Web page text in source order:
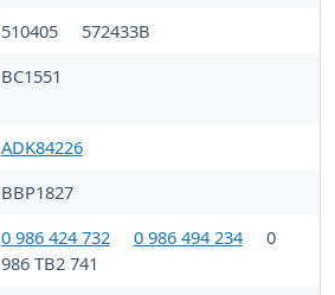
510405
572433B
BC1551
ADK84226
BBP1827
0 986 424 732 0 986 494 234
0
986 TB2 741